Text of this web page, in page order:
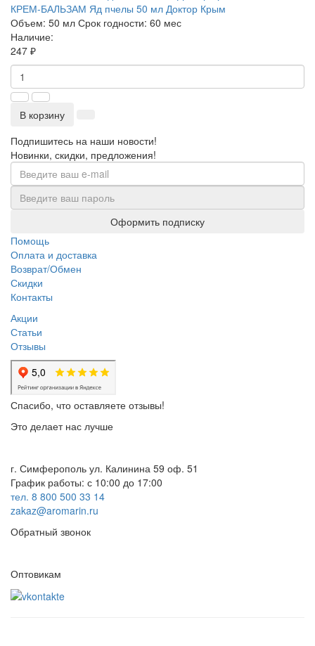
КРЕМ-БАЛЬЗАМ Яд пчелы 50 мл Доктор Крым
Объем: 50 мл Срок годности: 60 мес
Наличие:
247 ₽
В корзину
Подпишитесь на наши новости!
Новинки, скидки, предложения!
Оформить подписку
Помощь
Оплата и доставка
Возврат/Обмен
Скидки
Контакты
Акции
Статьи
Отзывы
Спасибо, что оставляете отзывы!
Это делает нас лучше
г. Симферополь ул. Калинина 59 оф. 51
График работы: с 10:00 до 17:00
тел. 8 800 500 33 14
zakaz@aromarin.ru
Обратный звонок
Оптовикам